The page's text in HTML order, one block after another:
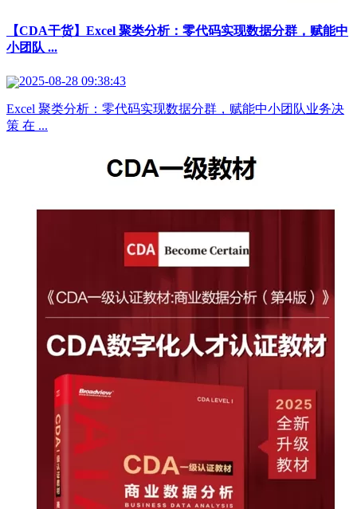
【CDA干货】Excel 聚类分析：零代码实现数据分群，赋能中
小团队 ...
2025-08-28 09:38:43
Excel 聚类分析：零代码实现数据分群，赋能中小团队业务决
策 在 ...